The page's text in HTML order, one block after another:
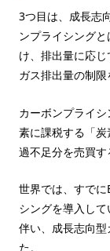
3つ目は、成長志
ンプライシング
け、排出量に応
ガス排出量の制限
カーボンプライ
素に課税する「
過不足分を売買す
世界では、すで
シングを導入し
伴い、成長志向
た。